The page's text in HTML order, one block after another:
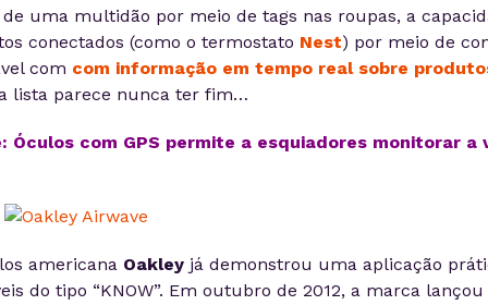
uma multidão por meio de tags nas roupas, a
conectados (como o termostato Nest) por meio de
com com informação em tempo real sobre
lista parece nunca ter fim…
Óculos com GPS permite a esquiadores monitorar a
americana Oakley já demonstrou uma aplicação
do tipo “KNOW”. Em outubro de 2012, a marca